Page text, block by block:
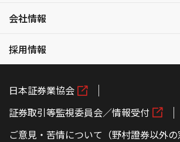
会社情報
採用情報
日本証券業協会
証券取引等監視委員会／情報受付
ご意見・苦情について（野村證券以外の